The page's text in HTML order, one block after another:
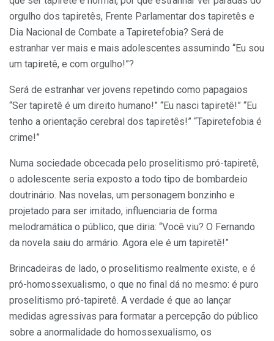
orgulho dos tapiretês, Frente Parlamentar dos tapiretês e
Dia Nacional de Combate a Tapiretefobia? Será de
estranhar ver mais e mais adolescentes assumindo “Eu sou
um tapiretê, e com orgulho!”?
Será de estranhar ver jovens repetindo como papagaios
“Ser tapiretê é um direito humano!” “Eu nasci tapiretê!” “Eu
tenho a orientação cerebral dos tapiretês!” “Tapiretefobia é
crime!”
Numa sociedade obcecada pelo proselitismo pró-tapiretê,
o adolescente seria exposto a todo tipo de bombardeio
doutrinário. Nas novelas, um personagem bonzinho e
projetado para ser imitado, influenciaria de forma
melodramática o público, que diria: “Você viu? O Fernando
da novela saiu do armário. Agora ele é um tapiretê!”
Brincadeiras de lado, o proselitismo realmente existe, e é
pró-homossexualismo, o que no final dá no mesmo: é puro
proselitismo pró-tapiretê. A verdade é que ao lançar
medidas agressivas para formatar a percepção do público
sobre a anormalidade do homossexualismo, os